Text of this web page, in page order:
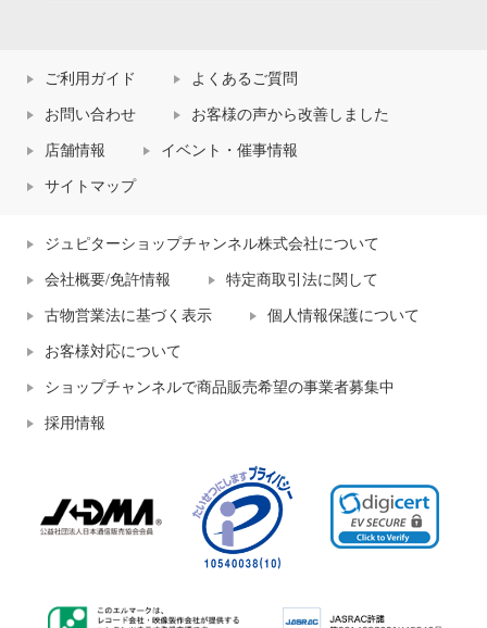
ご利用ガイド よくあるご質問
お問い合わせ お客様の声から改善しました
店舗情報 イベント・催事情報
サイトマップ
ジュピターショップチャンネル株式会社について
会社概要/免許情報 特定商取引法に関して
古物営業法に基づく表示 個人情報保護について
お客様対応について
ショップチャンネルで商品販売希望の事業者募集中
採用情報